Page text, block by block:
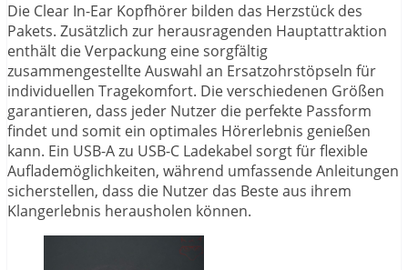
Die Clear In-Ear Kopfhörer bilden das Herzstück des
Pakets. Zusätzlich zur herausragenden Hauptattraktion
enthält die Verpackung eine sorgfältig
zusammengestellte Auswahl an Ersatzohrstöpseln für
individuellen Tragekomfort. Die verschiedenen Größen
garantieren, dass jeder Nutzer die perfekte Passform
findet und somit ein optimales Hörerlebnis genießen
kann. Ein USB-A zu USB-C Ladekabel sorgt für flexible
Auflademöglichkeiten, während umfassende Anleitungen
sicherstellen, dass die Nutzer das Beste aus ihrem
Klangerlebnis herausholen können.